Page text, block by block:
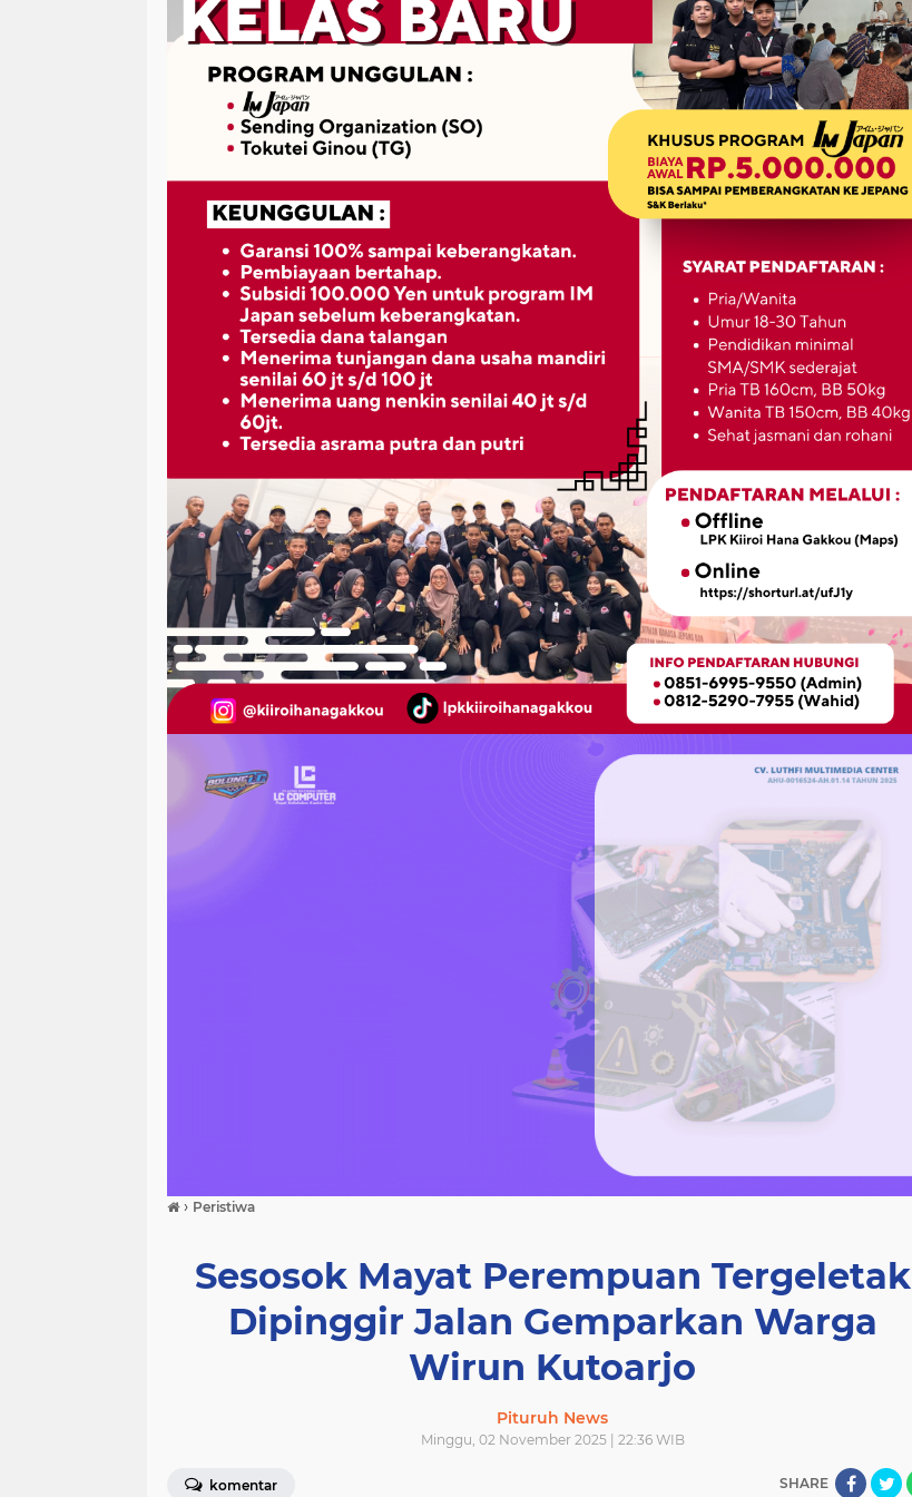
› Peristiwa
Sesosok Mayat Perempuan Tergeletak
Dipinggir Jalan Gemparkan Warga
Wirun Kutoarjo
Pituruh News
Minggu, 02 November 2025 | 22:36 WIB
komentar SHARE